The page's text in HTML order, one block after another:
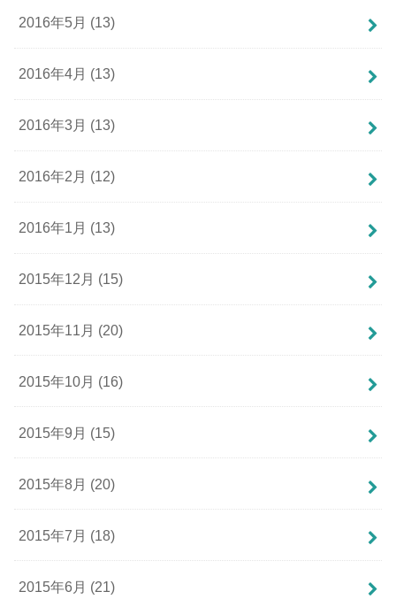
2016年5月 (13)
2016年4月 (13)
2016年3月 (13)
2016年2月 (12)
2016年1月 (13)
2015年12月 (15)
2015年11月 (20)
2015年10月 (16)
2015年9月 (15)
2015年8月 (20)
2015年7月 (18)
2015年6月 (21)